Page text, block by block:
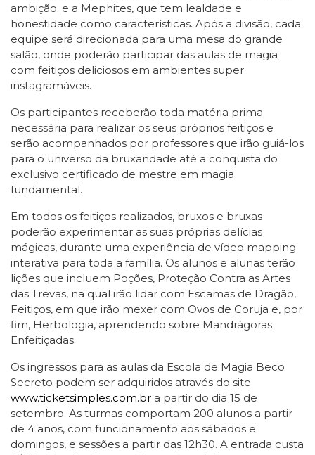
ambição; e a Mephites, que tem lealdade e
honestidade como características. Após a divisão, cada
equipe será direcionada para uma mesa do grande
salão, onde poderão participar das aulas de magia
com feitiços deliciosos em ambientes super
instagramáveis.
Os participantes receberão toda matéria prima
necessária para realizar os seus próprios feitiços e
serão acompanhados por professores que irão guiá-los
para o universo da bruxandade até a conquista do
exclusivo certificado de mestre em magia
fundamental.
Em todos os feitiços realizados, bruxos e bruxas
poderão experimentar as suas próprias delícias
mágicas, durante uma experiência de vídeo mapping
interativa para toda a família. Os alunos e alunas terão
lições que incluem Poções, Proteção Contra as Artes
das Trevas, na qual irão lidar com Escamas de Dragão,
Feitiços, em que irão mexer com Ovos de Coruja e, por
fim, Herbologia, aprendendo sobre Mandrágoras
Enfeitiçadas.
Os ingressos para as aulas da Escola de Magia Beco
Secreto podem ser adquiridos através do site
www.ticketsimples.com.br a partir do dia 15 de
setembro. As turmas comportam 200 alunos a partir
de 4 anos, com funcionamento aos sábados e
domingos, e sessões a partir das 12h30. A entrada custa